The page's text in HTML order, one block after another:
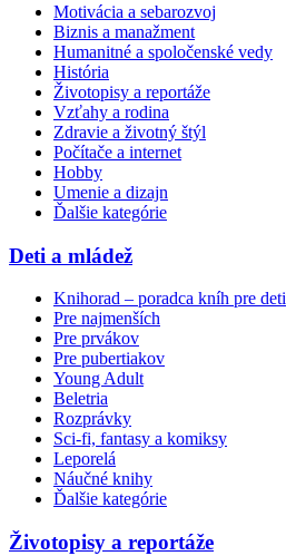
Motivácia a sebarozvoj
Biznis a manažment
Humanitné a spoločenské vedy
História
Životopisy a reportáže
Vzťahy a rodina
Zdravie a životný štýl
Počítače a internet
Hobby
Umenie a dizajn
Ďalšie kategórie
Deti a mládež
Knihorad – poradca kníh pre deti
Pre najmenších
Pre prvákov
Pre pubertiakov
Young Adult
Beletria
Rozprávky
Sci-fi, fantasy a komiksy
Leporelá
Náučné knihy
Ďalšie kategórie
Životopisy a reportáže